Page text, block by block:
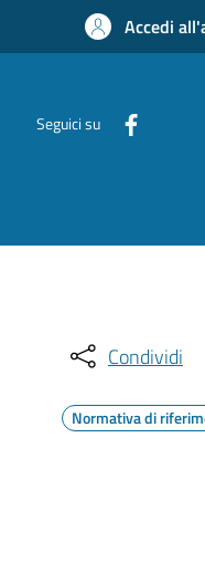
Accedi
Seguici su
Condividi
Normativa di